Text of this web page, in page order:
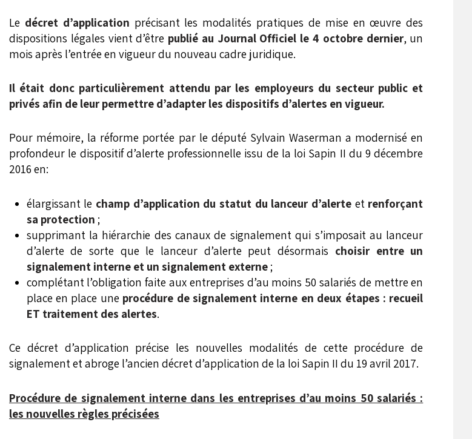
Le décret d’application précisant les modalités pratiques de mise en œuvre des
dispositions légales vient d’être publié au Journal Officiel le 4 octobre dernier, un
mois après l’entrée en vigueur du nouveau cadre juridique.
Il était donc particulièrement attendu par les employeurs du secteur public et
privés afin de leur permettre d’adapter les dispositifs d’alertes en vigueur.
Pour mémoire, la réforme portée par le député Sylvain Waserman a modernisé en
profondeur le dispositif d’alerte professionnelle issu de la loi Sapin II du 9 décembre
2016 en:
élargissant le champ d’application du statut du lanceur d’alerteet renforçant
sa protection ;
supprimant la hiérarchie des canaux de signalement qui s’imposait au lanceur
d’alerte de sorte que le lanceur d’alerte peut désormais choisir entre un
signalement interne et un signalement externe;
complétant l’obligation faite aux entreprises d’au moins 50 salariés de mettre en
place en place une procédure de signalement interne en deux étapes : recueil
ET traitement des alertes.
Ce décret d’application précise les nouvelles modalités de cette procédure de
signalement et abroge l’ancien décret d’application de la loi Sapin II du 19 avril 2017.
Procédure de signalement interne dans les entreprises d’au moins 50 salariés :
les nouvelles règles précisées